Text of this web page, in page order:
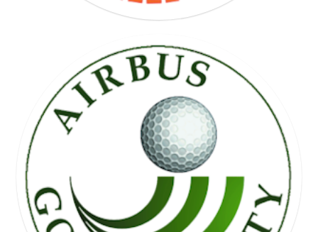
FREE WHEEL SOCIETY